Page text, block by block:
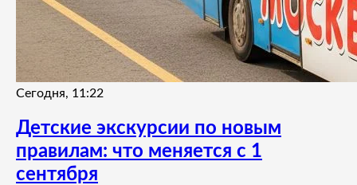
Сегодня, 11:22
Детские экскурсии по новым
правилам: что меняется с 1
сентября